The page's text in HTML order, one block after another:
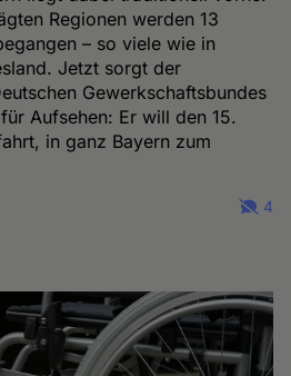
Regionen werden 13
– so viele wie in
Jetzt sorgt der
Gewerkschaftsbundes
Aufsehen: Er will den 15.
in ganz Bayern zum
4